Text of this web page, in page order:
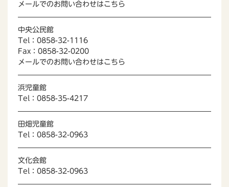
メールでのお問い合わせはこちら
中央公民館
Tel：0858-32-1116
Fax：0858-32-0200
メールでのお問い合わせはこちら
浜児童館
Tel：0858-35-4217
田畑児童館
Tel：0858-32-0963
文化会館
Tel：0858-32-0963